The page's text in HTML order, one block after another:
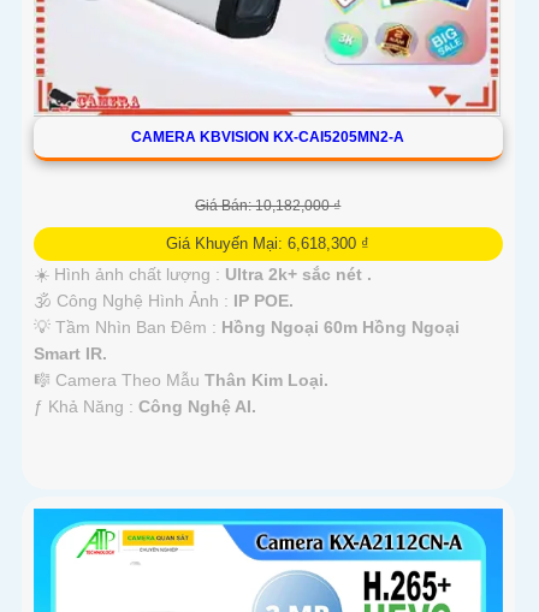
CAMERA KBVISION KX-CAI5205MN2-A
Giá Bán: 10,182,000 ₫
Giá Khuyến Mại: 6,618,300 ₫
☀️ Hình ảnh chất lượng : Ultra 2k+ sắc nét .
🕉️ Công Nghệ Hình Ảnh : IP POE.
💡 Tầm Nhìn Ban Đêm : Hồng Ngoại 60m Hồng Ngoại
Smart IR.
🎼️ Camera Theo Mẫu Thân Kim Loại.
️ƒ Khả Năng : Công Nghệ AI.